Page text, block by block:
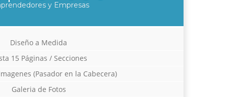
y Empresas
Diseño a Medida
15 Páginas / Secciones
(Pasador en la Cabecera)
Galeria de Fotos